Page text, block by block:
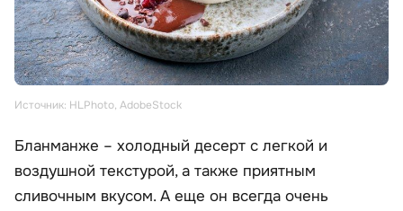
Источник: HLPhoto, AdobeStock
Бланманже – холодный десерт с легкой и
воздушной текстурой, а также приятным
сливочным вкусом. А еще он всегда очень